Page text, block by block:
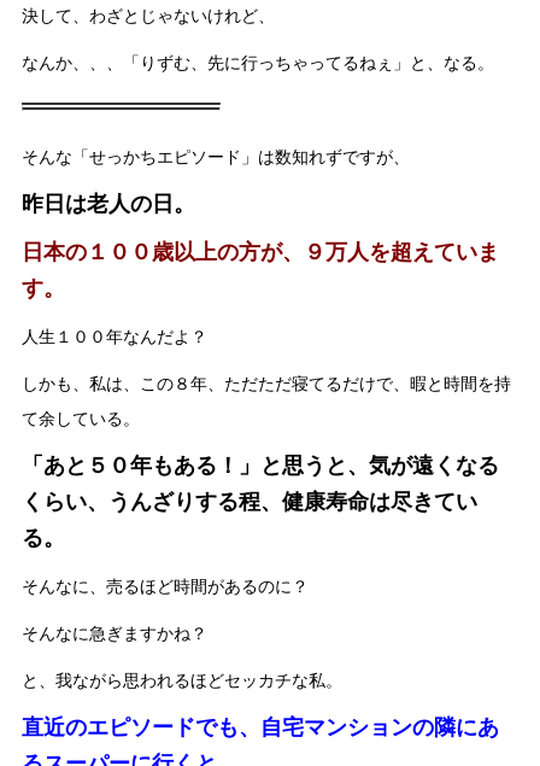
決して、わざとじゃないけれど、
なんか、、、「りずむ、先に行っちゃってるねぇ」と、なる。
そんな「せっかちエピソード」は数知れずですが、
昨日は老人の日。
日本の１００歳以上の方が、９万人を超えていま
す。
人生１００年なんだよ？
しかも、私は、この８年、ただただ寝てるだけで、暇と時間を持
て余している。
「あと５０年もある！」と思うと、気が遠くなる
くらい、うんざりする程、健康寿命は尽きてい
る。
そんなに、売るほど時間があるのに？
そんなに急ぎますかね？
と、我ながら思われるほどセッカチな私。
直近のエピソードでも、自宅マンションの隣にあ